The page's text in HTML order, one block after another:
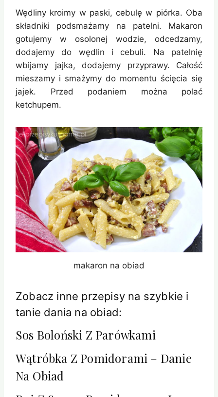
Wędliny kroimy w paski, cebulę w piórka. Oba
składniki podsmażamy na patelni. Makaron
gotujemy w osolonej wodzie, odcedzamy,
dodajemy do wędlin i cebuli. Na patelnię
wbijamy jajka, dodajemy przyprawy. Całość
mieszamy i smażymy do momentu ścięcia się
jajek. Przed podaniem można polać
ketchupem.
makaron na obiad
Zobacz inne przepisy na szybkie i
tanie dania na obiad:
Sos Boloński Z Parówkami
Wątróbka Z Pomidorami – Danie
Na Obiad